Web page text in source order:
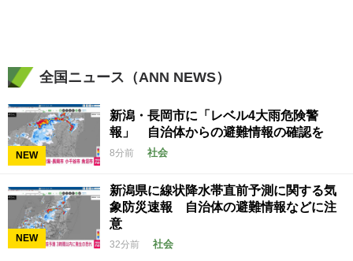
全国ニュース（ANN NEWS）
NEW
新潟・長岡市に「レベル4大雨危険警
報」 自治体からの避難情報の確認を
8分前 社会
NEW
新潟県に線状降水帯直前予測に関する気
象防災速報 自治体の避難情報などに注
意
32分前 社会